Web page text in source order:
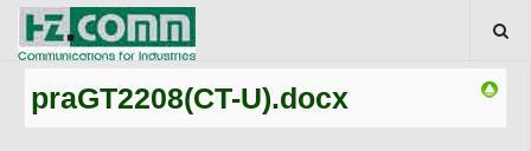
praGT2208(CT-U).docx